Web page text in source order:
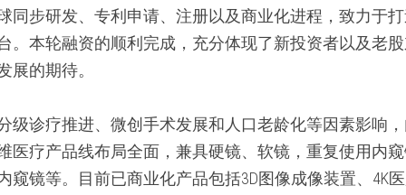
同步研发、专利申请、注册以及商业化进程，致力于
。本轮融资的顺利完成，充分体现了新投资者以及老
展的期待。
级诊疗推进、微创手术发展和人口老龄化等因素影响
医疗产品线布局全面，兼具硬镜、软镜，重复使用内
窥镜等。目前已商业化产品包括3D图像成像装置、4K